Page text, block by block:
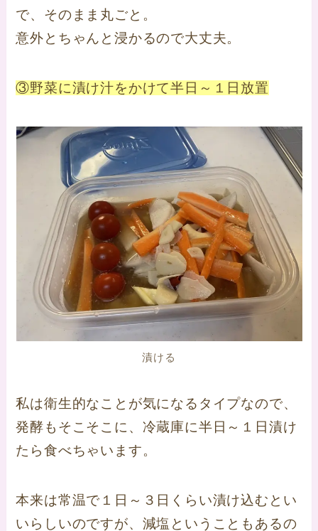
で、そのまま丸ごと。
意外とちゃんと浸かるので大丈夫。
③野菜に漬け汁をかけて半日～１日放置
漬ける
私は衛生的なことが気になるタイプなので、
発酵もそこそこに、冷蔵庫に半日～１日漬け
たら食べちゃいます。
本来は常温で１日～３日くらい漬け込むとい
いらしいのですが、減塩ということもあるの